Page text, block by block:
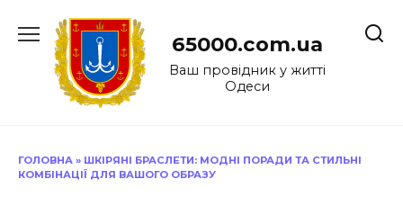
до
65000.com.ua
Ваш провідник у житті
Одеси
ГОЛОВНА » ШКІРЯНІ БРАСЛЕТИ: МОДНІ ПОРАДИ ТА СТИЛЬНІ
КОМБІНАЦІЇ ДЛЯ ВАШОГО ОБРАЗУ